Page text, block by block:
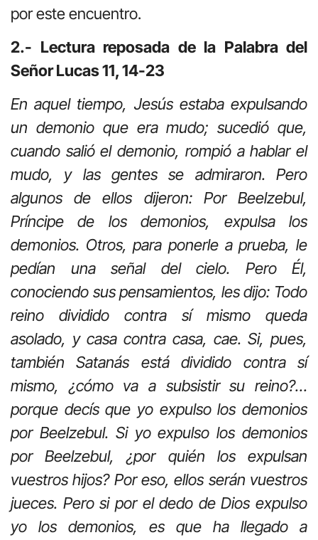
por este encuentro.
2.- Lectura reposada de la Palabra del
Señor Lucas 11, 14-23
En aquel tiempo, Jesús estaba expulsando
un demonio que era mudo; sucedió que,
cuando salió el demonio, rompió a hablar el
mudo, y las gentes se admiraron. Pero
algunos de ellos dijeron: Por Beelzebul,
Príncipe de los demonios, expulsa los
demonios. Otros, para ponerle a prueba, le
pedían una señal del cielo. Pero Él,
conociendo sus pensamientos, les dijo: Todo
reino dividido contra sí mismo queda
asolado, y casa contra casa, cae. Si, pues,
también Satanás está dividido contra sí
mismo, ¿cómo va a subsistir su reino?…
porque decís que yo expulso los demonios
por Beelzebul. Si yo expulso los demonios
por Beelzebul, ¿por quién los expulsan
vuestros hijos? Por eso, ellos serán vuestros
jueces. Pero si por el dedo de Dios expulso
yo los demonios, es que ha llegado a